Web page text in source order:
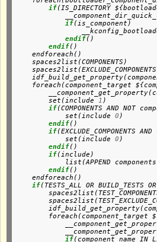
if(IS_DIRECTORY
if(is_component)
endif()
endif()
    endforeach()
    spaces2list(COMPONENTS)
foreach(component_target
        set(include
1)
if(COMPONENTS AND NOT
            set(include
0)
endif()
if(EXCLUDE_COMPONENTS
            set(include
0)
endif()
if(include)
list(APPEND
endif()
    endforeach()
if(TESTS_ALL OR BUILD_TESTS OR
foreach(component_target
if(component_name